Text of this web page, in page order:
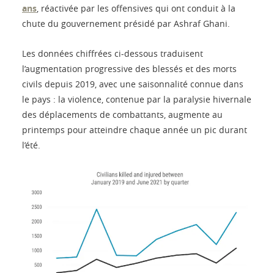
ans, réactivée par les offensives qui ont conduit à la
chute du gouvernement présidé par Ashraf Ghani.
Les données chiffrées ci-dessous traduisent
l’augmentation progressive des blessés et des morts
civils depuis 2019, avec une saisonnalité connue dans
le pays : la violence, contenue par la paralysie hivernale
des déplacements de combattants, augmente au
printemps pour atteindre chaque année un pic durant
l’été.